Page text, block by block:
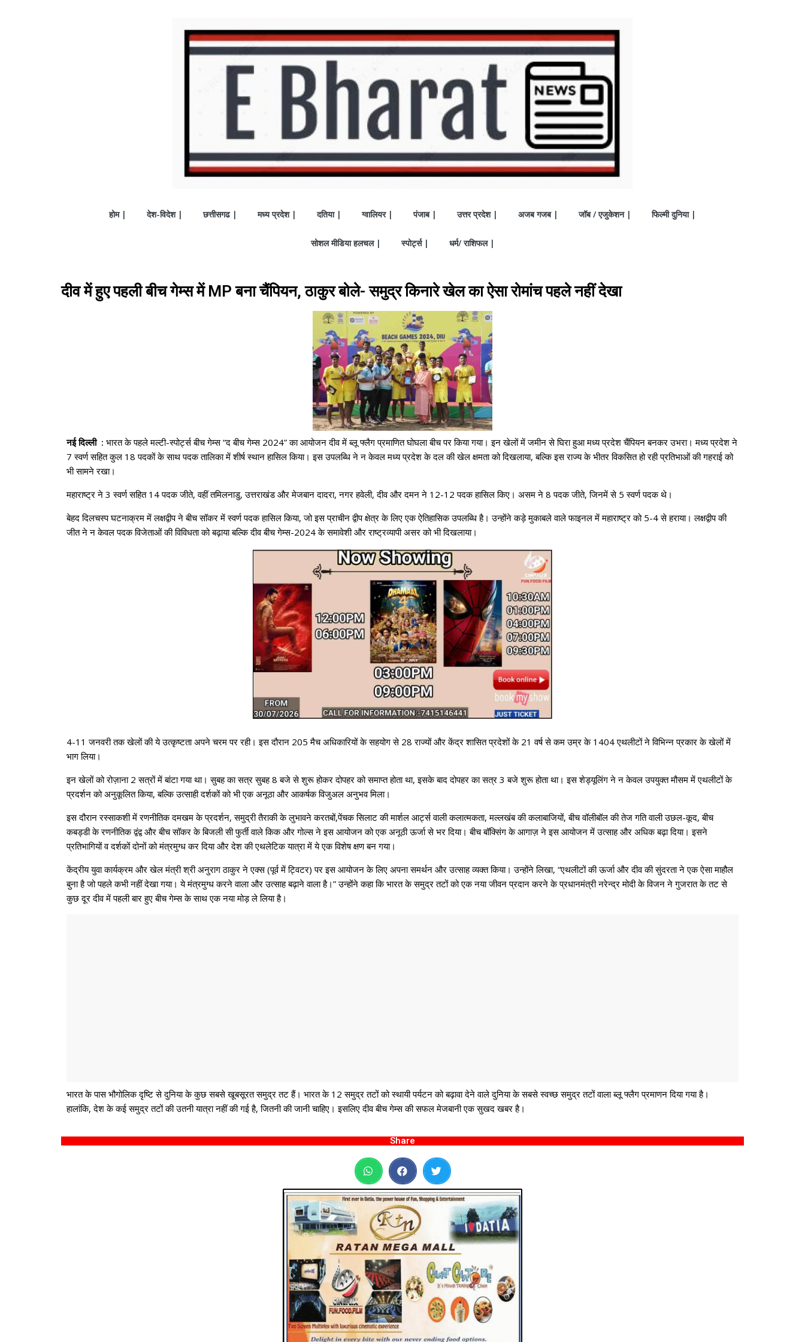
होम | देश-विदेश | छत्तीसगढ | मध्य प्रदेश | दतिया | ग्वालियर | पंजाब | उत्तर प्रदेश | अजब गजब | जॉब / एजुकेशन | फिल्मी दुनिया |
सोशल मीडिया हलचल | स्पोर्ट्स | धर्म/ राशिफल |
दीव में हुए पहली बीच गेम्स में MP बना चैंपियन, ठाकुर बोले- समुद्र किनारे खेल का ऐसा रोमांच पहले नहीं देखा
नई दिल्ली : भारत के पहले मल्टी-स्पोर्ट्स बीच गेम्स “द बीच गेम्स 2024” का आयोजन दीव में ब्लू फ्लैग प्रमाणित घोघला बीच पर किया गया। इन खेलों में जमीन से घिरा हुआ मध्य प्रदेश चैंपियन बनकर उभरा। मध्य प्रदेश ने
7 स्वर्ण सहित कुल 18 पदकों के साथ पदक तालिका में शीर्ष स्थान हासिल किया। इस उपलब्धि ने न केवल मध्य प्रदेश के दल की खेल क्षमता को दिखलाया, बल्कि इस राज्य के भीतर विकसित हो रही प्रतिभाओं की गहराई को
भी सामने रखा।
महाराष्ट्र ने 3 स्वर्ण सहित 14 पदक जीते, वहीं तमिलनाडु, उत्तराखंड और मेजबान दादरा, नगर हवेली, दीव और दमन ने 12-12 पदक हासिल किए। असम ने 8 पदक जीते, जिनमें से 5 स्वर्ण पदक थे।
बेहद दिलचस्प घटनाक्रम में लक्षद्वीप ने बीच सॉकर में स्वर्ण पदक हासिल किया, जो इस प्राचीन द्वीप क्षेत्र के लिए एक ऐतिहासिक उपलब्धि है। उन्होंने कड़े मुकाबले वाले फाइनल में महाराष्ट्र को 5-4 से हराया। लक्षद्वीप की
जीत ने न केवल पदक विजेताओं की विविधता को बढ़ाया बल्कि दीव बीच गेम्स-2024 के समावेशी और राष्ट्रव्यापी असर को भी दिखलाया।
4-11 जनवरी तक खेलों की ये उत्कृष्टता अपने चरम पर रही। इस दौरान 205 मैच अधिकारियों के सहयोग से 28 राज्यों और केंद्र शासित प्रदेशों के 21 वर्ष से कम उम्र के 1404 एथलीटों ने विभिन्न प्रकार के खेलों में
भाग लिया।
इन खेलों को रोज़ाना 2 सत्रों में बांटा गया था। सुबह का सत्र सुबह 8 बजे से शुरू होकर दोपहर को समाप्त होता था, इसके बाद दोपहर का सत्र 3 बजे शुरू होता था। इस शेड्यूलिंग ने न केवल उपयुक्त मौसम में एथलीटों के
प्रदर्शन को अनुकूलित किया, बल्कि उत्साही दर्शकों को भी एक अनूठा और आकर्षक विजुअल अनुभव मिला।
इस दौरान रस्साकशी में रणनीतिक दमखम के प्रदर्शन, समुद्री तैराकी के लुभावने करतबों,पेंचक सिलाट की मार्शल आर्ट्स वाली कलात्मकता, मल्लखंब की कलाबाजियों, बीच वॉलीबॉल की तेज गति वाली उछल-कूद, बीच
कबड्डी के रणनीतिक द्वंद्व और बीच सॉकर के बिजली सी फुर्ती वाले किक और गोल्स ने इस आयोजन को एक अनूठी ऊर्जा से भर दिया। बीच बॉक्सिंग के आगाज़ ने इस आयोजन में उत्साह और अधिक बढ़ा दिया। इसने
प्रतिभागियों व दर्शकों दोनों को मंत्रमुग्ध कर दिया और देश की एथलेटिक यात्रा में ये एक विशेष क्षण बन गया।
केंद्रीय युवा कार्यक्रम और खेल मंत्री श्री अनुराग ठाकुर ने एक्स (पूर्व में ट्विटर) पर इस आयोजन के लिए अपना समर्थन और उत्साह व्यक्त किया। उन्होंने लिखा, “एथलीटों की ऊर्जा और दीव की सुंदरता ने एक ऐसा माहौल
बुना है जो पहले कभी नहीं देखा गया। ये मंत्रमुग्ध करने वाला और उत्साह बढ़ाने वाला है।” उन्होंने कहा कि भारत के समुद्र तटों को एक नया जीवन प्रदान करने के प्रधानमंत्री नरेन्द्र मोदी के विजन ने गुजरात के तट से
कुछ दूर दीव में पहली बार हुए बीच गेम्स के साथ एक नया मोड़ ले लिया है।
भारत के पास भौगोलिक दृष्टि से दुनिया के कुछ सबसे खूबसूरत समुद्र तट हैं। भारत के 12 समुद्र तटों को स्थायी पर्यटन को बढ़ावा देने वाले दुनिया के सबसे स्वच्छ समुद्र तटों वाला ब्लू फ्लैग प्रमाणन दिया गया है।
हालांकि, देश के कई समुद्र तटों की उतनी यात्रा नहीं की गई है, जितनी की जानी चाहिए। इसलिए दीव बीच गेम्स की सफल मेजबानी एक सुखद खबर है।
Share